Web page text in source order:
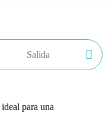
para una